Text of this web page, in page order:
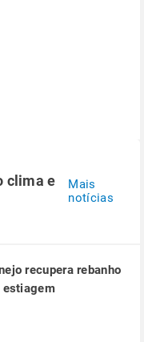
clima e
Mais
notícias
recupera rebanho
estiagem